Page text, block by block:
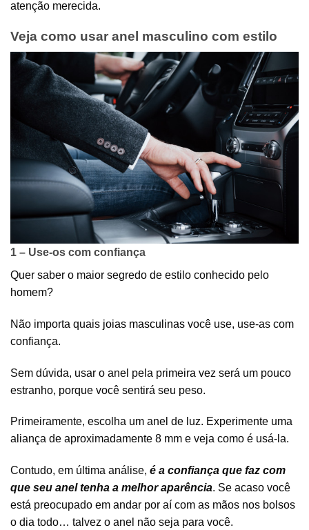
atenção merecida.
Veja como usar anel masculino com estilo
1 – Use-os com confiança
Quer saber o maior segredo de estilo conhecido pelo
homem?
Não importa quais joias masculinas você use, use-as com
confiança.
Sem dúvida, usar o anel pela primeira vez será um pouco
estranho, porque você sentirá seu peso.
Primeiramente, escolha um anel de luz. Experimente uma
aliança de aproximadamente 8 mm e veja como é usá-la.
Contudo, em última análise, é a confiança que faz com
que seu anel tenha a melhor aparência. Se acaso você
está preocupado em andar por aí com as mãos nos bolsos
o dia todo… talvez o anel não seja para você.